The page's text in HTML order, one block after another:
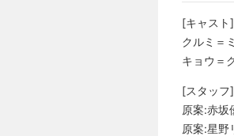
[キャスト]
クルミ＝
キョウ＝
[スタッフ]
原案:赤坂
原案:星野